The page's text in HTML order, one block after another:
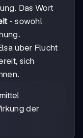
Das Wort
- sowohl
über Flucht
sich
der